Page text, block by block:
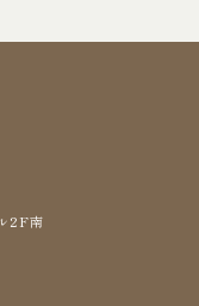
2F南